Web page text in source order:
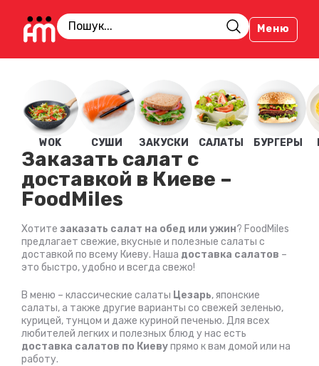
Меню
WOK СУШИ ЗАКУСКИ САЛАТЫ БУРГЕРЫ
Заказать салат с
доставкой в Киеве –
FoodMiles
Хотите заказать салат на обед или ужин? FoodMiles
предлагает свежие, вкусные и полезные салаты с
доставкой по всему Киеву. Наша доставка салатов –
это быстро, удобно и всегда свежо!
В меню – классические салаты Цезарь, японские
салаты, а также другие варианты со свежей зеленью,
курицей, тунцом и даже куриной печенью. Для всех
любителей легких и полезных блюд у нас есть
доставка салатов по Киевупрямо к вам домой или на
работу.